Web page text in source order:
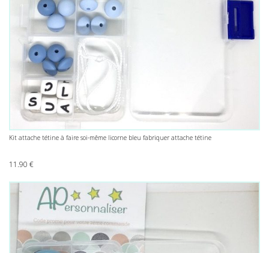
Kit attache tétine à faire soi-même licorne bleu fabriquer attache tétine
11.90 €